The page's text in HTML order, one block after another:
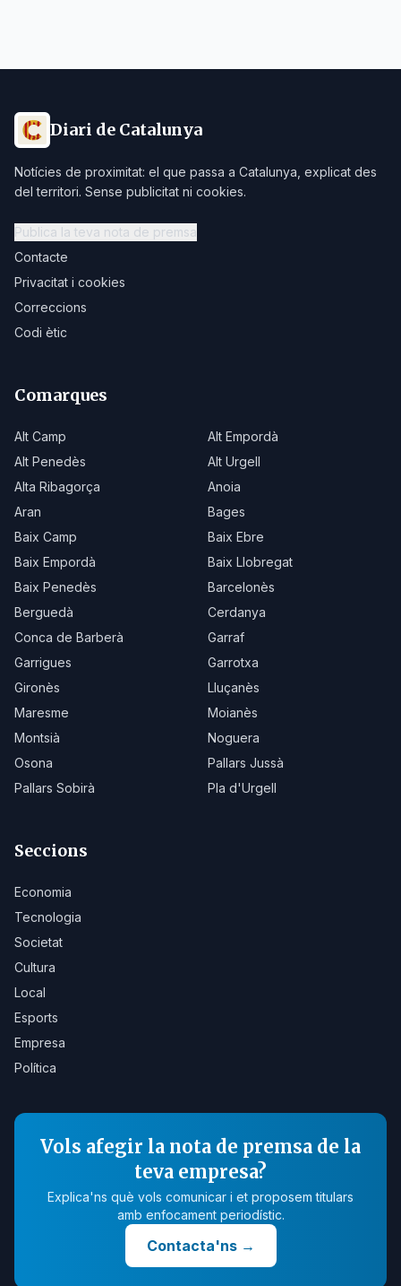
Diari de Catalunya
Notícies de proximitat: el que passa a Catalunya, explicat des
del territori. Sense publicitat ni cookies.
Publica la teva nota de premsa
Contacte
Privacitat i cookies
Correccions
Codi ètic
Comarques
Alt Camp
Alt Empordà
Alt Penedès
Alt Urgell
Alta Ribagorça
Anoia
Aran
Bages
Baix Camp
Baix Ebre
Baix Empordà
Baix Llobregat
Baix Penedès
Barcelonès
Berguedà
Cerdanya
Conca de Barberà
Garraf
Garrigues
Garrotxa
Gironès
Lluçanès
Maresme
Moianès
Montsià
Noguera
Osona
Pallars Jussà
Pallars Sobirà
Pla d'Urgell
Seccions
Economia
Tecnologia
Societat
Cultura
Local
Esports
Empresa
Política
Vols afegir la nota de premsa de la
teva empresa?
Explica'ns què vols comunicar i et proposem titulars
amb enfocament periodístic.
Contacta'ns→